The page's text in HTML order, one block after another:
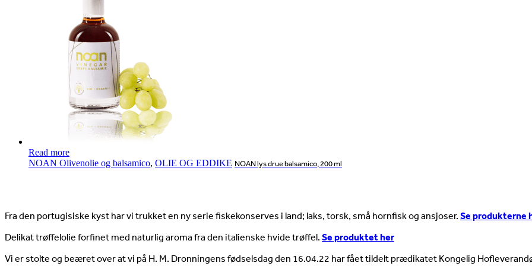
Read more
NOAN Olivenolie og balsamico, OLIE OG EDDIKE NOAN lys drue balsamico, 200 ml
Fra den portugisiske kyst har vi trukket en ny serie fiskekonserves i land; laks, torsk, små hornfisk og ansjoser. Se produkterne
Delikat trøffelolie forfinet med naturlig aroma fra den italienske hvide trøffel. Se produktet her
Vi er stolte og beæret over at vi på H. M. Dronningens fødselsdag den 16.04.22 har fået tildelt prædikatet Kongelig